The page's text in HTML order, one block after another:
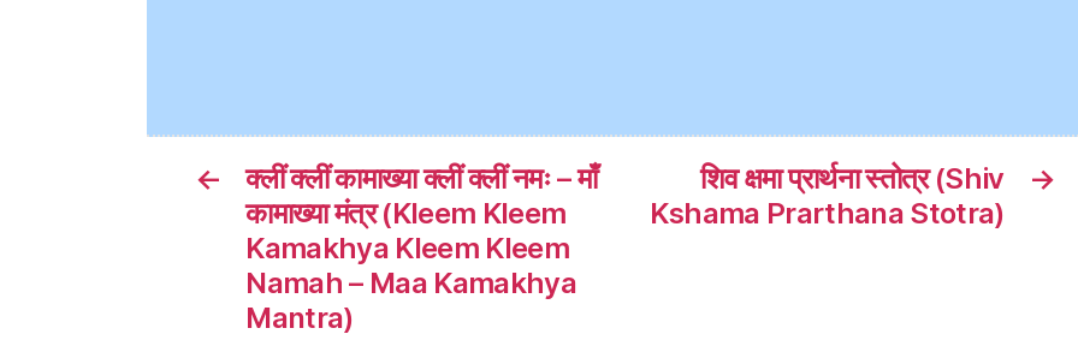
←
क्लीं क्लीं कामाख्या क्लीं क्लीं नमः – माँ
कामाख्या मंत्र (Kleem Kleem
Kamakhya Kleem Kleem
Namah – Maa Kamakhya
Mantra)
→
शिव क्षमा प्रार्थना स्तोत्र (Shiv
Kshama Prarthana Stotra)